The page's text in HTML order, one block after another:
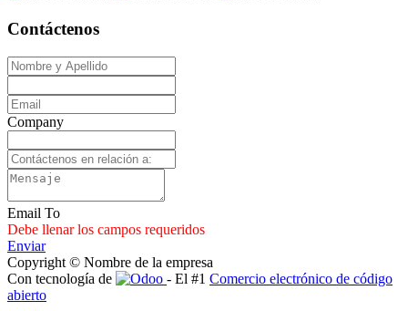
Contáctenos
Company
Email To
Debe llenar los campos requeridos
Enviar
Copyright © Nombre de la empresa
Con tecnología de
- El #1 Comercio electrónico de código
abierto